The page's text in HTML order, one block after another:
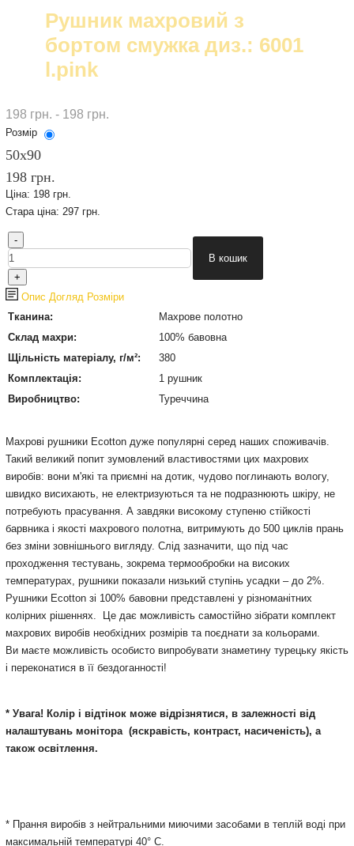
Рушник махровий з
бортом смужка диз.: 6001
l.pink
198 грн. - 198 грн.
Розмір
50х90
198 грн.
Ціна: 198 грн.
Стара ціна: 297 грн.
Опис Догляд Розміри
Тканина:
Махрове полотно
Склад махри:
100% бавовна
Щільність матеріалу, г/м²:
380
Комплектація:
1 рушник
Виробництво:
Туреччина
Махрові рушники Ecotton дуже популярні серед наших споживачів.
Такий великий попит зумовлений властивостями цих махрових
виробів: вони м'які та приємні на дотик, чудово поглинають вологу,
швидко висихають, не електризуються та не подразнюють шкіру, не
потребують прасування. А завдяки високому ступеню стійкості
барвника і якості махрового полотна, витримують до 500 циклів прань
без зміни зовнішнього вигляду. Слід зазначити, що під час
проходження тестувань, зокрема термообробки на високих
температурах, рушники показали низький ступінь усадки – до 2%.
Рушники Ecotton зі 100% бавовни представлені у різноманітних
колірних рішеннях. Це дає можливість самостійно зібрати комплект
махрових виробів необхідних розмірів та поєднати за кольорами.
Ви маєте можливість особисто випробувати знаметину турецьку якість
і переконатися в її бездоганності!
* Увага! Колір і відтінок може відрізнятися, в залежності від
налаштувань монітора(яскравість, контраст, насиченість), а
також освітлення.
* Прання виробів з нейтральними миючими засобами в теплій воді при
максимальній температурі 40° С.